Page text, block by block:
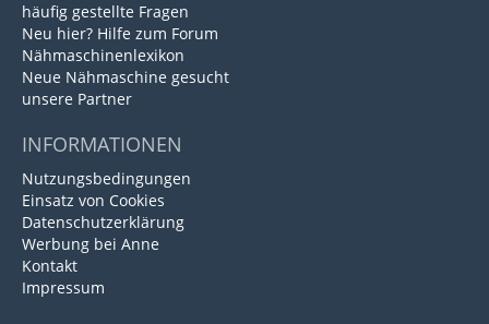
häufig gestellte Fragen
Neu hier? Hilfe zum Forum
Nähmaschinenlexikon
Neue Nähmaschine gesucht
unsere Partner
INFORMATIONEN
Nutzungsbedingungen
Einsatz von Cookies
Datenschutzerklärung
Werbung bei Anne
Kontakt
Impressum